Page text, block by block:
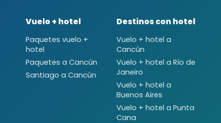
Vuelo + hotel
Paquetes vuelo +
hotel
Paquetes a Cancún
Santiago a Cancún
Destinos con hotel
Vuelo + hotel a
Cancún
Vuelo + hotel a Río de
Janeiro
Vuelo + hotel a
Buenos Aires
Vuelo + hotel a Punta
Cana